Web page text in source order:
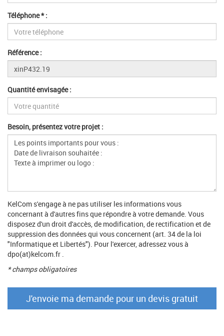
Téléphone * :
Référence :
Quantité envisagée :
Besoin, présentez votre projet :
KelCom s'engage à ne pas utiliser les informations vous
concernant à d'autres fins que répondre à votre demande. Vous
disposez d'un droit d'accès, de modification, de rectification et de
suppression des données qui vous concernent (art. 34 de la loi
"Informatique et Libertés"). Pour l'exercer, adressez vous à
dpo(at)kelcom.fr .
* champs obligatoires